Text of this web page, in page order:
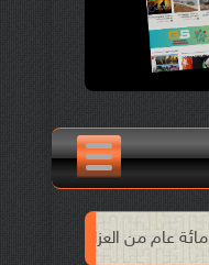
صدور رواية "العودة إلى